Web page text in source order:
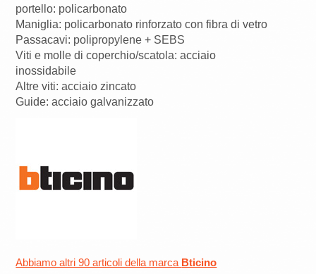
portello: policarbonato
Maniglia: policarbonato rinforzato con fibra di vetro
Passacavi: polipropylene + SEBS
Viti e molle di coperchio/scatola: acciaio
inossidabile
Altre viti: acciaio zincato
Guide: acciaio galvanizzato
Abbiamo altri 90 articoli della marca Bticino